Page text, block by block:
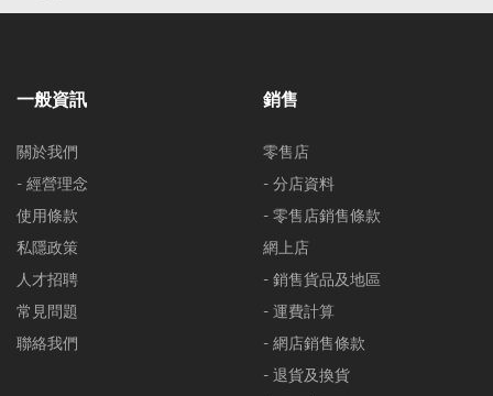
一般資訊
關於我們
- 經營理念
使用條款
私隱政策
人才招聘
常見問題
聯絡我們
銷售
零售店
- 分店資料
- 零售店銷售條款
網上店
- 銷售貨品及地區
- 運費計算
- 網店銷售條款
- 退貨及換貨